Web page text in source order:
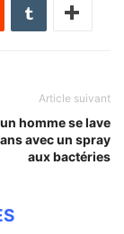
Article suivant
homme se lave
avec un spray
aux bactéries